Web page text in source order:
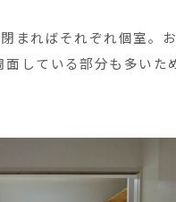
まればそれぞれ個室。
している部分も多いた